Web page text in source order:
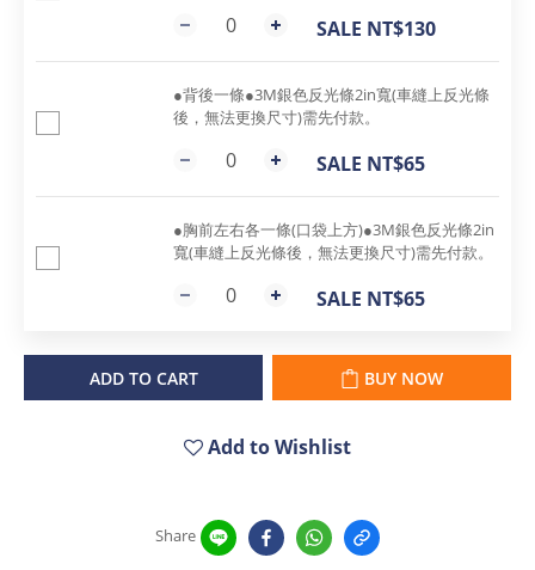
SALE NT$130
●背後一條●3M銀色反光條2in寬(車縫上反光條
後，無法更換尺寸)需先付款。
SALE NT$65
●胸前左右各一條(口袋上方)●3M銀色反光條2in
寬(車縫上反光條後，無法更換尺寸)需先付款。
SALE NT$65
ADD TO CART BUY NOW
Add to Wishlist
Share